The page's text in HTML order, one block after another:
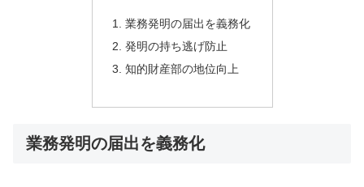
業務発明の届出を義務化
発明の持ち逃げ防止
知的財産部の地位向上
業務発明の届出を義務化